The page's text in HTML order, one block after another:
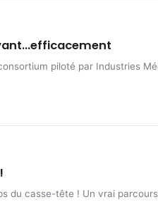
piloté par Industries
du casse-tête ! Un vrai